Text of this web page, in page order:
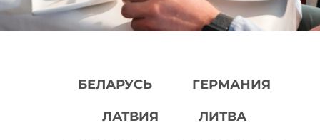
БЕЛАРУСЬ ГЕРМАНИЯ
ЛАТВИЯ ЛИТВА